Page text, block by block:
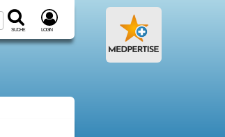
Suche Login